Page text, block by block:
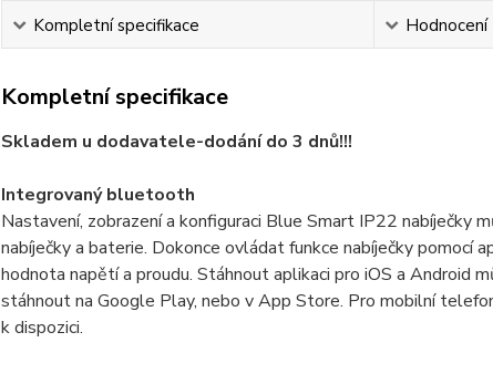
Kompletní specifikace Hodnocení
Kompletní specifikace
Skladem u dodavatele-dodání do 3 dnů!!!
Integrovaný bluetooth
Nastavení, zobrazení a konfiguraci Blue Smart IP22
nabíječky a baterie. Dokonce ovládat funkce nabíječky pomocí
hodnota napětí a proudu. Stáhnout aplikaci pro iOS a Android
stáhnout na Google Play, nebo v App Store. Pro mobilní
k dispozici.